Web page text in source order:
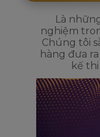
Là
nghiệm
Chúng tôi
hàng đưa
kế